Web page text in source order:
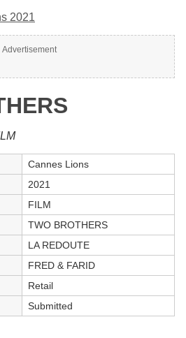
2021
Advertisement
Cannes Lions
2021
FILM
TWO BROTHERS
LA REDOUTE
FRED & FARID
Retail
Submitted